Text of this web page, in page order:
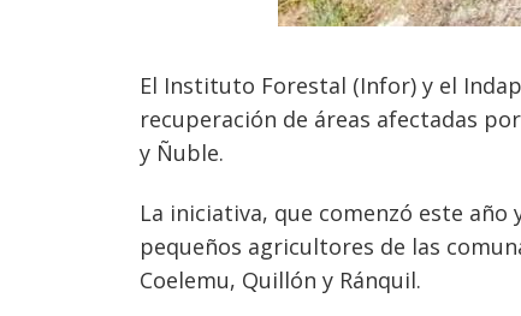
El Instituto Forestal (Infor) y el
recuperación de áreas afectadas
y Ñuble.
La iniciativa, que comenzó este año
pequeños agricultores de las
Coelemu, Quillón y Ránquil.